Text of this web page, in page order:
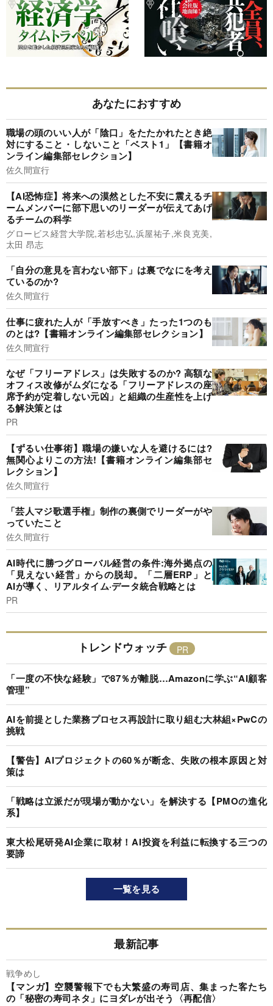
あなたにおすすめ
職場の頭のいい人が「陰口」をたたかれたとき絶
対にすること・しないこと「ベスト1」【書籍オ
ンライン編集部セレクション】
佐久間宣行
【AI恐怖症】将来への漠然とした不安に震えるチ
ームメンバーに部下思いのリーダーが伝えてあげ
るチームの科学
グロービス経営大学院,若杉忠弘,浜屋祐子,米良克美,
太田 昂志
「自分の意見を言わない部下」は裏でなにを考え
ているのか?
佐久間宣行
仕事に疲れた人が「手放すべき」たった1つのも
のとは?【書籍オンライン編集部セレクション】
佐久間宣行
なぜ「フリーアドレス」は失敗するのか? 高額な
オフィス改修がムダになる「フリーアドレスの座
席予約が定着しない元凶」と組織の生産性を上げ
る解決策とは
PR
【ずるい仕事術】職場の嫌いな人を避けるには?
無関心よりこの方法!【書籍オンライン編集部セ
レクション】
佐久間宣行
「芸人マジ歌選手権」制作の裏側でリーダーがや
っていたこと
佐久間宣行
AI時代に勝つグローバル経営の条件:海外拠点の
「見えない経営」からの脱却。「二層ERP」と
AIが導く、リアルタイム·データ統合戦略とは
PR
トレンドウォッチ
「一度の不快な経験」で87％が離脱…Amazonに学ぶ“AI顧客
管理”
AIを前提とした業務プロセス再設計に取り組む大林組×PwCの
挑戦
【警告】AIプロジェクトの60％が断念、失敗の根本原因と対
策は
「戦略は立派だが現場が動かない」を解決する【PMOの進化
系】
東大松尾研発AI企業に取材！AI投資を利益に転換する三つの
要諦
一覧を見る
最新記事
戦争めし
【マンガ】空襲警報下でも大繁盛の寿司店、集まった客たち
の「秘密の寿司ネタ」にヨダレが出そう〈再配信〉